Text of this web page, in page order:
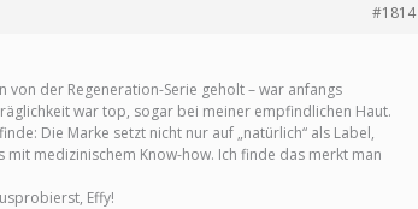
#1814
von der Regeneration-Serie geholt – war anfangs
war top, sogar bei meiner empfindlichen Haut.
Die Marke setzt nicht nur auf „natürlich“ als Label,
medizinischem Know-how. Ich finde das merkt man
Effy!